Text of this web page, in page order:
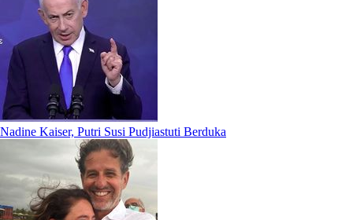
Nadine Kaiser, Putri Susi Pudjiastuti Berduka